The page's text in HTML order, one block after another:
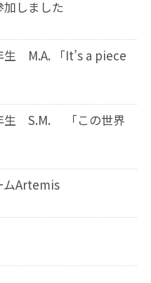
しました
M.A. 「It’s a piece
生 S.M. 「この世界
ムArtemis